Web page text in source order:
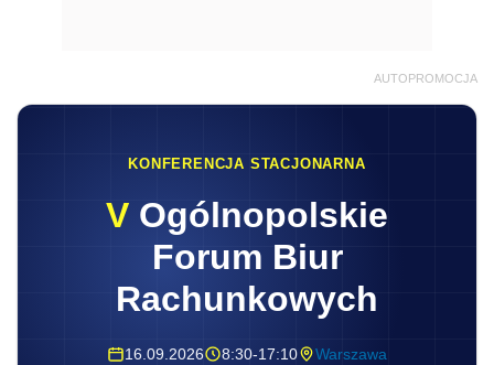
AUTOPROMOCJA
KONFERENCJA STACJONARNA
V Ogólnopolskie
Forum Biur
Rachunkowych
16.09.2026 8:30-17:10 Warszawa